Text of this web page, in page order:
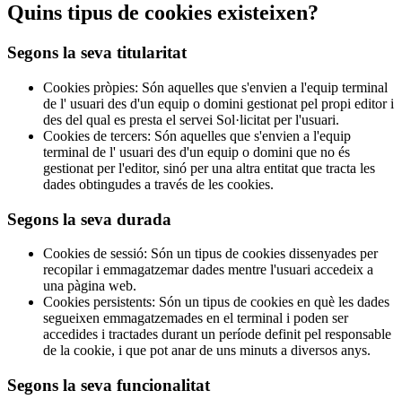
Quins tipus de cookies existeixen?
Segons la seva titularitat
Cookies pròpies: Són aquelles que s'envien a l'equip terminal
de l' usuari des d'un equip o domini gestionat pel propi editor i
des del qual es presta el servei Sol·licitat per l'usuari.
Cookies de tercers: Són aquelles que s'envien a l'equip
terminal de l' usuari des d'un equip o domini que no és
gestionat per l'editor, sinó per una altra entitat que tracta les
dades obtingudes a través de les cookies.
Segons la seva durada
Cookies de sessió: Són un tipus de cookies dissenyades per
recopilar i emmagatzemar dades mentre l'usuari accedeix a
una pàgina web.
Cookies persistents: Són un tipus de cookies en què les dades
segueixen emmagatzemades en el terminal i poden ser
accedides i tractades durant un període definit pel responsable
de la cookie, i que pot anar de uns minuts a diversos anys.
Segons la seva funcionalitat